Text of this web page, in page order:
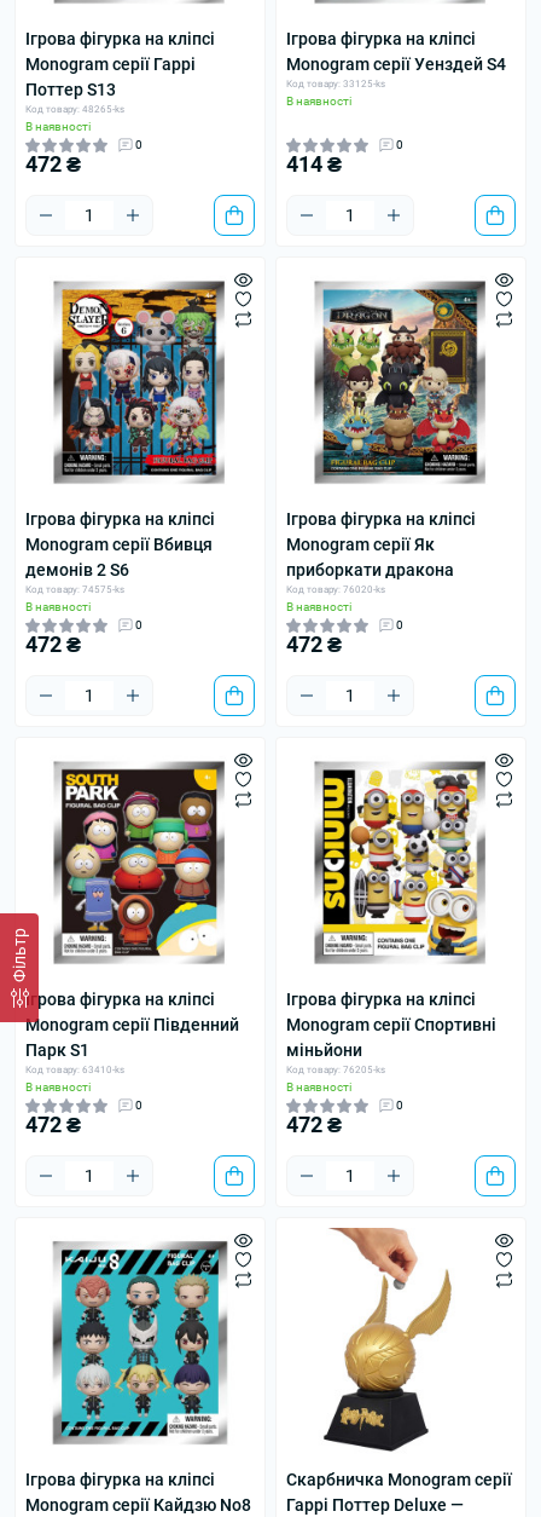
Ігрова фігурка на кліпсі
Monogram серії Гаррі
Поттер S13
Код товару: 48265-ks
В наявності
0
472 ₴
Ігрова фігурка на кліпсі
Monogram серії Уенздей S4
Код товару: 33125-ks
В наявності
0
414 ₴
Ігрова фігурка на кліпсі
Monogram серії Вбивця
демонів 2 S6
Код товару: 74575-ks
В наявності
0
472 ₴
Ігрова фігурка на кліпсі
Monogram серії Як
приборкати дракона
Код товару: 76020-ks
В наявності
0
472 ₴
Ігрова фігурка на кліпсі
Monogram серії Південний
Парк S1
Код товару: 63410-ks
В наявності
0
472 ₴
Ігрова фігурка на кліпсі
Monogram серії Спортивні
міньйони
Код товару: 76205-ks
В наявності
0
472 ₴
Ігрова фігурка на кліпсі
Monogram серії Кайдзю No8
Скарбничка Monogram серії
Гаррі Поттер Deluxe —
Фільтр